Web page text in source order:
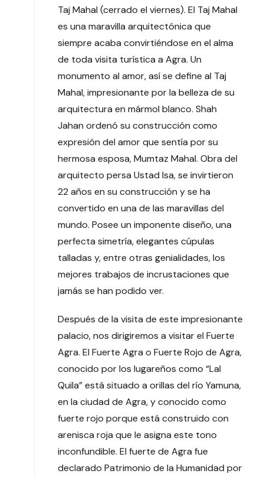
Taj Mahal (cerrado el viernes). El Taj Mahal
es una maravilla arquitectónica que
siempre acaba convirtiéndose en el alma
de toda visita turística a Agra. Un
monumento al amor, así se define al Taj
Mahal, impresionante por la belleza de su
arquitectura en mármol blanco. Shah
Jahan ordenó su construcción como
expresión del amor que sentía por su
hermosa esposa, Mumtaz Mahal. Obra del
arquitecto persa Ustad Isa, se invirtieron
22 años en su construcción y se ha
convertido en una de las maravillas del
mundo. Posee un imponente diseño, una
perfecta simetría, elegantes cúpulas
talladas y, entre otras genialidades, los
mejores trabajos de incrustaciones que
jamás se han podido ver.
Después de la visita de este impresionante
palacio, nos dirigiremos a visitar el Fuerte
Agra. El Fuerte Agra o Fuerte Rojo de Agra,
conocido por los lugareños como “Lal
Quila” está situado a orillas del río Yamuna,
en la ciudad de Agra, y conocido como
fuerte rojo porque está construido con
arenisca roja que le asigna este tono
inconfundible. El fuerte de Agra fue
declarado Patrimonio de la Humanidad por